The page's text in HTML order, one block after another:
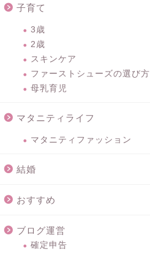
子育て
3歳
2歳
スキンケア
ファーストシューズの選び方
母乳育児
マタニティライフ
マタニティファッション
結婚
おすすめ
ブログ運営
確定申告